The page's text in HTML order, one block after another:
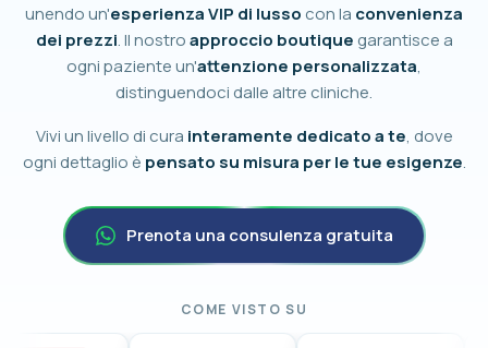
unendo un'esperienza VIP di lusso con la convenienza
dei prezzi. Il nostroapproccio boutique garantisce a
ogni paziente un'attenzione personalizzata,
distinguendoci dalle altre cliniche.
Vivi un livello di cura interamente dedicato a te, dove
ogni dettaglio è pensato su misura per le tue esigenze.
Prenota una consulenza gratuita
COME VISTO SU